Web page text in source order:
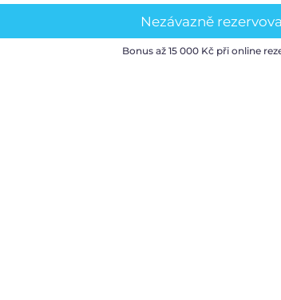
Nezávazně
Bonus až 15 000 Kčpři online